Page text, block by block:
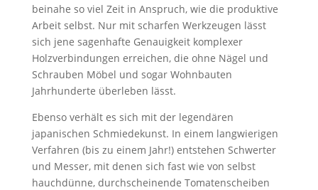
beinahe so viel Zeit in Anspruch, wie die produktive
Arbeit selbst. Nur mit scharfen Werkzeugen lässt
sich jene sagenhafte Genauigkeit komplexer
Holzverbindungen erreichen, die ohne Nägel und
Schrauben Möbel und sogar Wohnbauten
Jahrhunderte überleben lässt.
Ebenso verhält es sich mit der legendären
japanischen Schmiedekunst. In einem langwierigen
Verfahren (bis zu einem Jahr!) entstehen Schwerter
und Messer, mit denen sich fast wie von selbst
hauchdünne, durchscheinende Tomatenscheiben